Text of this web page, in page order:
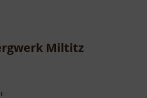
Miltitz